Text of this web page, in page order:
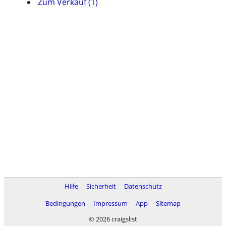
Hilfe Sicherheit
Datenschutz
Bedingungen
Impressum App
Sitemap
© 2026 craigslist